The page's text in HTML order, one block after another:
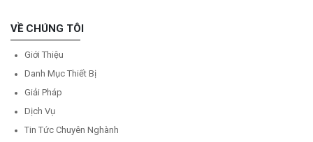
VỀ CHÚNG TÔI
Giới Thiệu
Danh Mục Thiết Bị
Giải Pháp
Dịch Vụ
Tin Tức Chuyên Nghành